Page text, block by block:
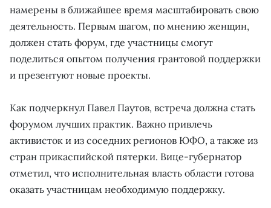
намерены в ближайшее время масштабировать свою
деятельность. Первым шагом, по мнению женщин,
должен стать форум, где участницы смогут
поделиться опытом получения грантовой поддержки
и презентуют новые проекты.
Как подчеркнул Павел Паутов, встреча должна стать
форумом лучших практик. Важно привлечь
активисток и из соседних регионов ЮФО, а также из
стран прикаспийской пятерки. Вице-губернатор
отметил, что исполнительная власть области готова
оказать участницам необходимую поддержку.